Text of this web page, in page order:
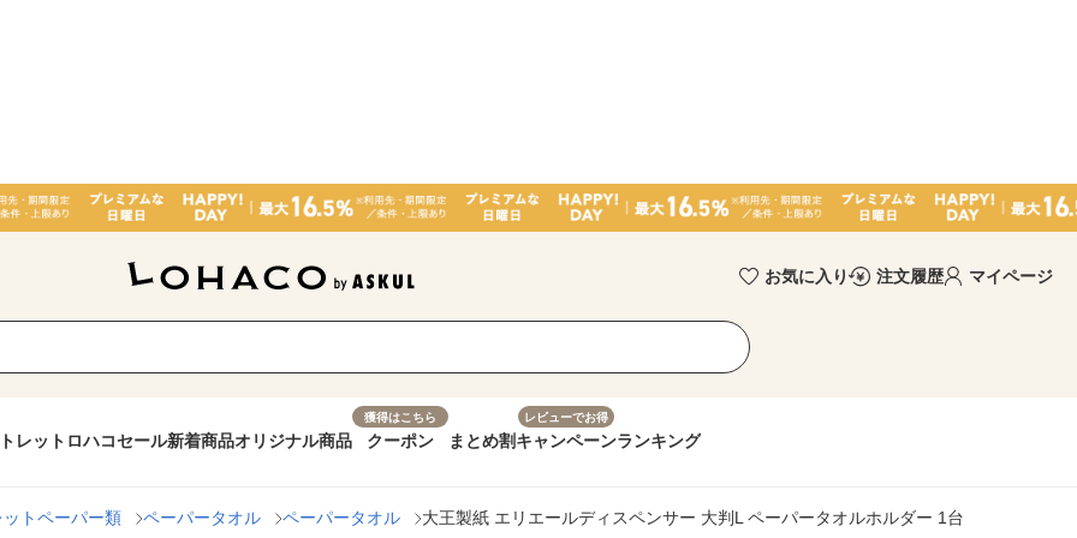
お気に入り 注文履歴 マイページ
レット ロハコセール新着商品オリジナル商品
獲得はこちら
クーポン まとめ割
レビューでお得
キャンペーンランキング
トペーパー類 ペーパータオル ペーパータオル 大王製紙 エリエールディスペンサー 大判L ペーパータオルホルダー 1台